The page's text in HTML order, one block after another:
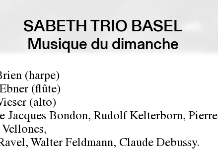
SABETH TRIO BASEL
Musique du dimanche
(harpe)
(flûte)
(alto)
Jacques Bondon, Rudolf Kelterborn, Pierre
Vellones,
Walter Feldmann, Claude Debussy.